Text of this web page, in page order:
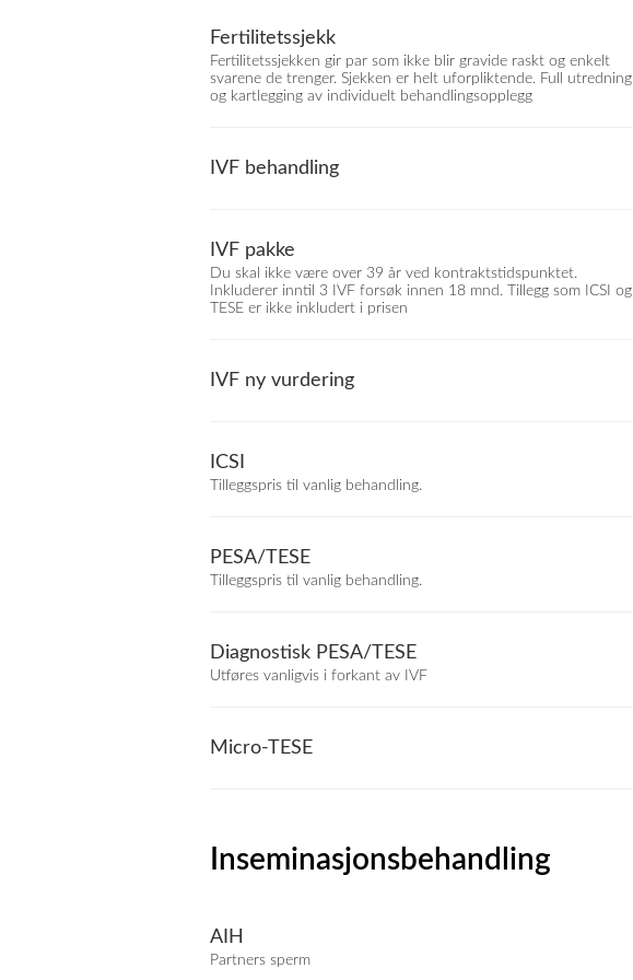
Fertilitetssjekk
Fertilitetssjekken gir par som ikke blir gravide raskt og enkelt
svarene de trenger. Sjekken er helt uforpliktende. Full utredning
og kartlegging av individuelt behandlingsopplegg
IVF behandling
IVF pakke
Du skal ikke være over 39 år ved kontraktstidspunktet.
Inkluderer inntil 3 IVF forsøk innen 18 mnd. Tillegg som ICSI og
TESE er ikke inkludert i prisen
IVF ny vurdering
ICSI
Tilleggspris til vanlig behandling.
PESA/TESE
Tilleggspris til vanlig behandling.
Diagnostisk PESA/TESE
Utføres vanligvis i forkant av IVF
Micro-TESE
Inseminasjonsbehandling
AIH
Partners sperm